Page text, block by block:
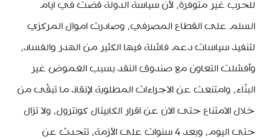
للحرب غير متوفرة، لأن سياسة الدولة قضت في ايام
السلم على القطاع المصرفي، وصادرت اموال المركزي
لتنفيذ سياسات دعم فاشلة فيها الكثير من الهدر والفساد،
وأفشلت التعاون مع صندوق النقد بسبب الغموض غير
البنّاء، وامتنعت عن الاجراءات المطلوبة لإنقاذ ما تبقّى من
خلال الامتناع حتى الان عن اقرار الكابيتال كونترول، ولا تزال
حتى اليوم، وبعد 4 سنوات على الأزمة، تتحدث عن